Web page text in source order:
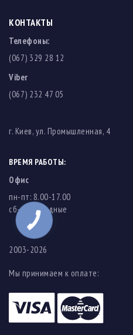
КОНТАКТЫ
Телефоны:
(067) 329 28 12
Viber
(067) 232 47 05
г. Киев, ул. Промышленная, 4
ВРЕМЯ РАБОТЫ:
Офис
пн-пт: 8.00-17.00
cб-вс: выходные
2003-2026
Мы принимаем к оплате:
КНОПКА
ЗВ'ЯЗКУ